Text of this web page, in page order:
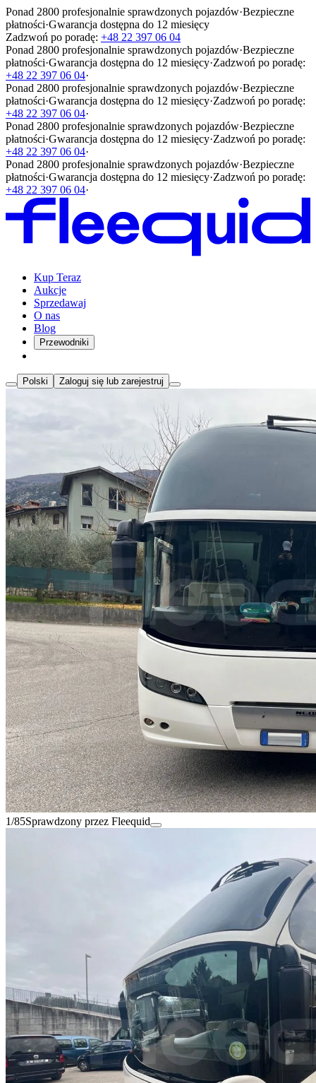
Ponad 2800 profesjonalnie sprawdzonych pojazdów·Bezpieczne
płatności·Gwarancja dostępna do 12 miesięcy
Zadzwoń po poradę: +48 22 397 06 04
Ponad 2800 profesjonalnie sprawdzonych pojazdów·Bezpieczne
płatności·Gwarancja dostępna do 12 miesięcy·Zadzwoń po poradę:
+48 22 397 06 04·
Ponad 2800 profesjonalnie sprawdzonych pojazdów·Bezpieczne
płatności·Gwarancja dostępna do 12 miesięcy·Zadzwoń po poradę:
+48 22 397 06 04·
Ponad 2800 profesjonalnie sprawdzonych pojazdów·Bezpieczne
płatności·Gwarancja dostępna do 12 miesięcy·Zadzwoń po poradę:
+48 22 397 06 04·
Ponad 2800 profesjonalnie sprawdzonych pojazdów·Bezpieczne
płatności·Gwarancja dostępna do 12 miesięcy·Zadzwoń po poradę:
+48 22 397 06 04·
Kup Teraz
Aukcje
Sprzedawaj
O nas
Blog
Przewodniki
Polski Zaloguj się lub zarejestruj
1/85Sprawdzony przez Fleequid